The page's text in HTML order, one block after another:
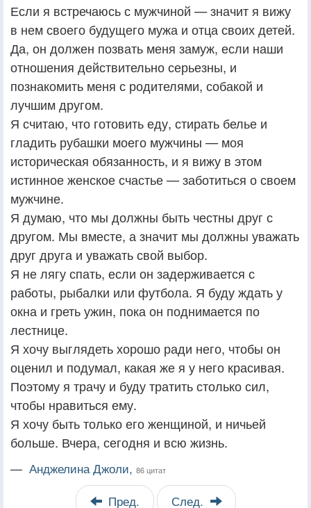
Если я встречаюсь с мужчиной — значит я вижу
в нем своего будущего мужа и отца своих детей.
Да, он должен позвать меня замуж, если наши
отношения действительно серьезны, и
познакомить меня с родителями, собакой и
лучшим другом.
Я считаю, что готовить еду, стирать белье и
гладить рубашки моего мужчины — моя
историческая обязанность, и я вижу в этом
истинное женское счастье — заботиться о своем
мужчине.
Я думаю, что мы должны быть честны друг с
другом. Мы вместе, а значит мы должны уважать
друг друга и уважать свой выбор.
Я не лягу спать, если он задерживается с
работы, рыбалки или футбола. Я буду ждать у
окна и греть ужин, пока он поднимается по
лестнице.
Я хочу выглядеть хорошо ради него, чтобы он
оценил и подумал, какая же я у него красивая.
Поэтому я трачу и буду тратить столько сил,
чтобы нравиться ему.
Я хочу быть только его женщиной, и ничьей
больше. Вчера, сегодня и всю жизнь.
— Анджелина Джоли, 86 цитат
Пред. След.